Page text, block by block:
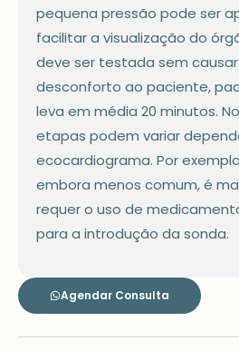
pequena pressão pode ser
facilitar a visualização do
deve ser testada sem
desconforto ao paciente,
leva em média 20 minutos.
etapas podem variar
ecocardiograma. Por
embora menos comum, é
requer o uso de
para a introdução da sonda.
Agendar Consulta